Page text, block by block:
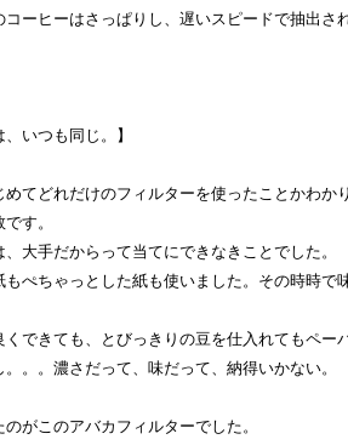
コーヒーはさっぱりし、遅いスピードで抽出さ
、いつも同じ。】
めてどれだけのフィルターを使ったことかわか
す。
大手だからって当てにできなきことでした。
もぺちゃっとした紙も使いました。その時時で
くできても、とびっきりの豆を仕入れてもペー
。。濃さだって、味だって、納得いかない。
がこのアバカフィルターでした。